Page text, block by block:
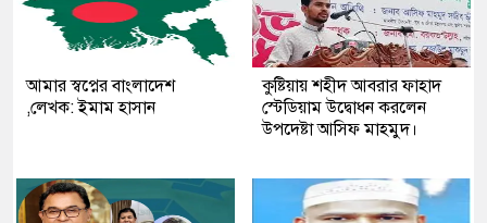
আমার স্বপ্নের বাংলাদেশ
,লেখক: ইমাম হাসান
কুষ্টিয়ায় শহীদ আবরার ফাহাদ
স্টেডিয়াম উদ্বোধন করলেন
উপদেষ্টা আসিফ মাহমুদ।